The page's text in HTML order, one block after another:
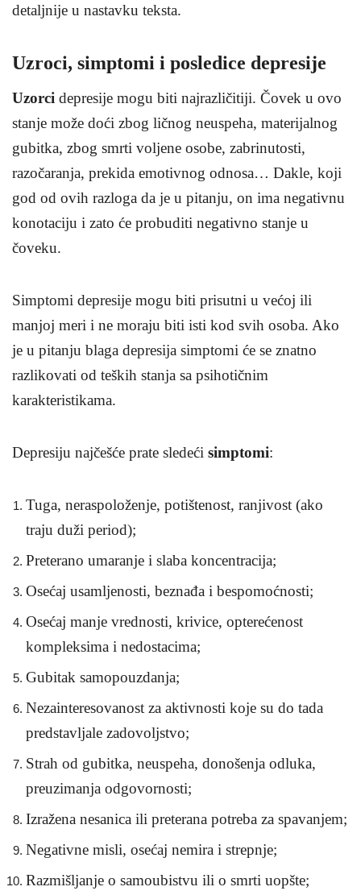
detaljnije u nastavku teksta.
Uzroci, simptomi i posledice depresije
Uzorci depresije mogu biti najrazličitiji. Čovek u ovo
stanje može doći zbog ličnog neuspeha, materijalnog
gubitka, zbog smrti voljene osobe, zabrinutosti,
razočaranja, prekida emotivnog odnosa… Dakle, koji
god od ovih razloga da je u pitanju, on ima negativnu
konotaciju i zato će probuditi negativno stanje u
čoveku.
Simptomi depresije mogu biti prisutni u većoj ili
manjoj meri i ne moraju biti isti kod svih osoba. Ako
je u pitanju blaga depresija simptomi će se znatno
razlikovati od teških stanja sa psihotičnim
karakteristikama.
Depresiju najčešće prate sledeći simptomi:
Tuga, neraspoloženje, potištenost, ranjivost (ako
traju duži period);
Preterano umaranje i slaba koncentracija;
Osećaj usamljenosti, beznađa i bespomoćnosti;
Osećaj manje vrednosti, krivice, opterećenost
kompleksima i nedostacima;
Gubitak samopouzdanja;
Nezainteresovanost za aktivnosti koje su do tada
predstavljale zadovoljstvo;
Strah od gubitka, neuspeha, donošenja odluka,
preuzimanja odgovornosti;
Izražena nesanica ili preterana potreba za spavanjem;
Negativne misli, osećaj nemira i strepnje;
Razmišljanje o samoubistvu ili o smrti uopšte;